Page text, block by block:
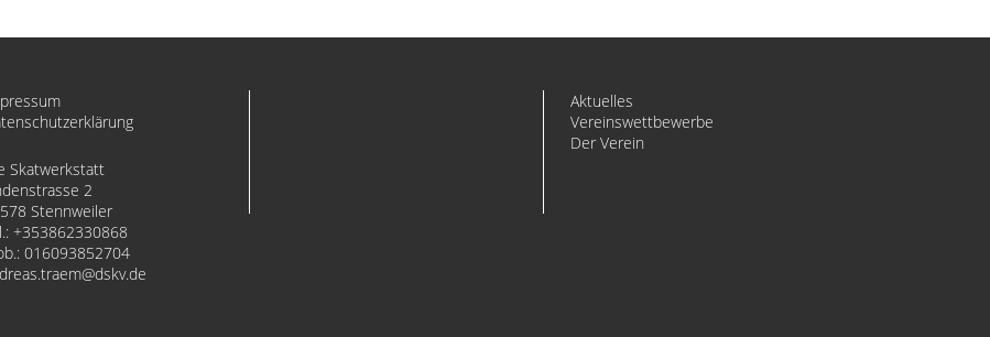
Skatwerkstatt
2
Stennweiler
+353862330868
016093852704
​dskv.de
Aktuelles
Vereinswettbewerbe
Der Verein